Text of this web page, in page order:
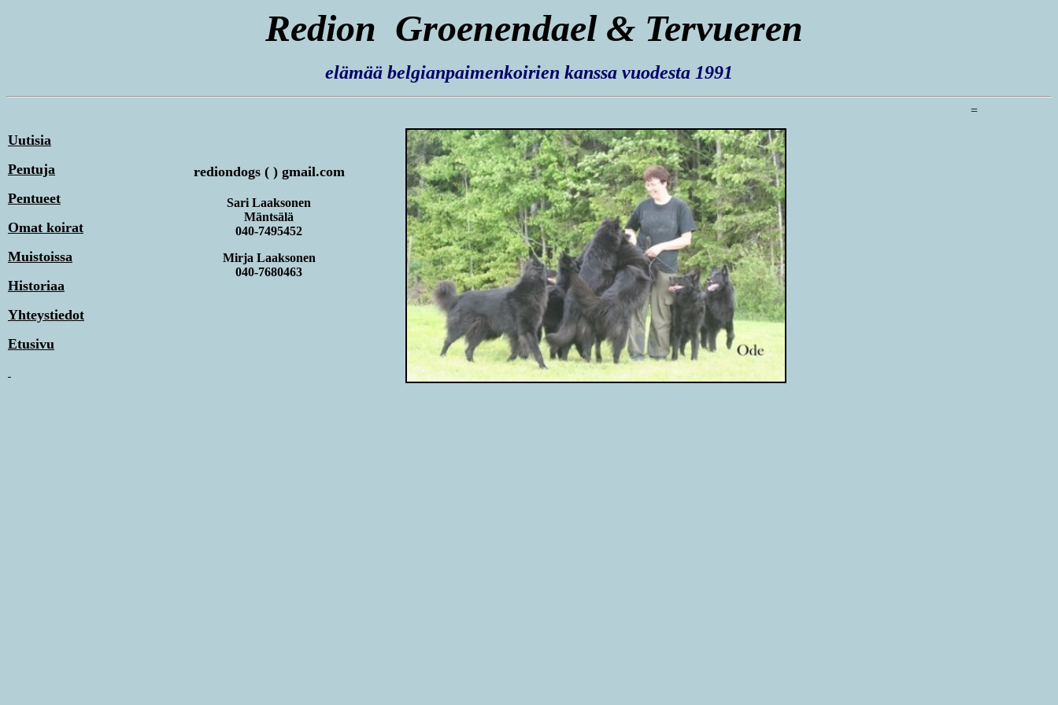
Redion Groenendael & Tervueren
elämää belgianpaimenkoirien kanssa vuodesta 1991
=
Uutisia
Pentuja
Pentueet
Omat koirat
Muistoissa
Historiaa
Yhteystiedot
Etusivu
rediondogs ( ) gmail.com
Sari Laaksonen
Mäntsälä
040-7495452
Mirja Laaksonen
040-7680463